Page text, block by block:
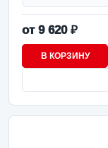
от 9 620 ₽
В КОРЗИНУ